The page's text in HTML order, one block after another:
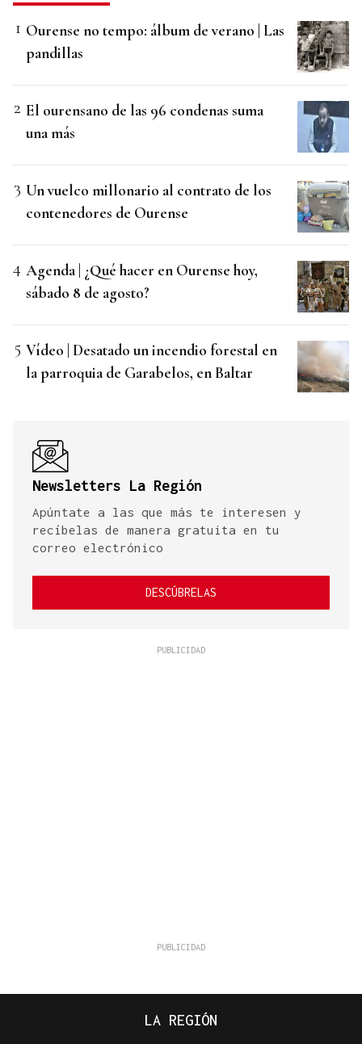
Ourense no tempo: álbum de verano | Las
pandillas
El ourensano de las 96 condenas suma
una más
Un vuelco millonario al contrato de los
contenedores de Ourense
Agenda | ¿Qué hacer en Ourense hoy,
sábado 8 de agosto?
Vídeo | Desatado un incendio forestal en
la parroquia de Garabelos, en Baltar
Newsletters La Región
Apúntate a las que más te interesen y
recíbelas de manera gratuita en tu
correo electrónico
DESCÚBRELAS
LA REGIÓN